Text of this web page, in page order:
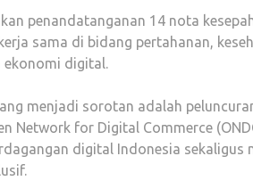
penandatanganan 14 nota
sama di bidang pertahanan,
ekonomi digital.
menjadi sorotan adalah
Network for Digital Commerce
digital Indonesia